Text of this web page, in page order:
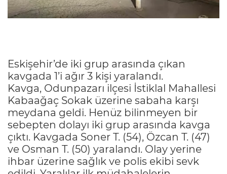
Eskişehir’de iki grup arasında çıkan
kavgada 1’i ağır 3 kişi yaralandı.
Kavga, Odunpazarı ilçesi İstiklal Mahallesi
Kabaağaç Sokak üzerine sabaha karşı
meydana geldi. Henüz bilinmeyen bir
sebepten dolayı iki grup arasında kavga
çıktı. Kavgada Soner T. (54), Özcan T. (47)
ve Osman T. (50) yaralandı. Olay yerine
ihbar üzerine sağlık ve polis ekibi sevk